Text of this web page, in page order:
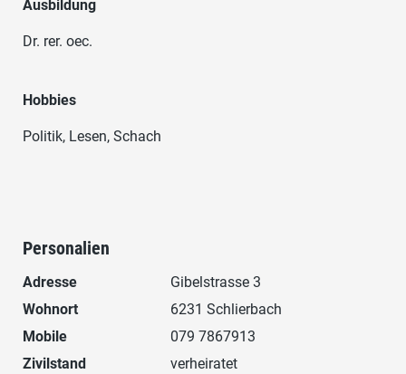
Ausbildung
Dr. rer. oec.
Hobbies
Politik, Lesen, Schach
Personalien
Adresse
Gibelstrasse 3
Wohnort
6231 Schlierbach
Mobile
079 7867913
Zivilstand
verheiratet